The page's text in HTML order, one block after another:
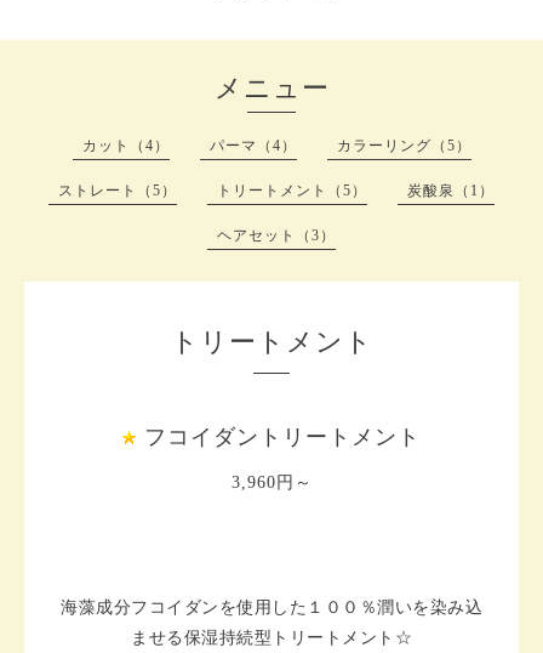
メニュー
カット（4） パーマ（4） カラーリング（5）
ストレート（5） トリートメント（5） 炭酸泉（1）
ヘアセット（3）
トリートメント
フコイダントリートメント
3,960円～
海藻成分フコイダンを使用した１００％潤いを染み込
ませる保湿持続型トリートメント☆